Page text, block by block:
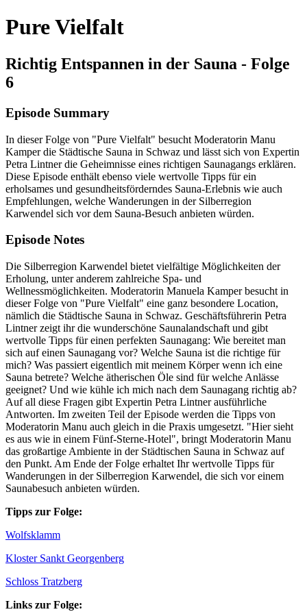
Pure Vielfalt
Richtig Entspannen in der Sauna - Folge
6
Episode Summary
In dieser Folge von "Pure Vielfalt" besucht Moderatorin Manu
Kamper die Städtische Sauna in Schwaz und lässt sich von Expertin
Petra Lintner die Geheimnisse eines richtigen Saunagangs erklären.
Diese Episode enthält ebenso viele wertvolle Tipps für ein
erholsames und gesundheitsförderndes Sauna-Erlebnis wie auch
Empfehlungen, welche Wanderungen in der Silberregion
Karwendel sich vor dem Sauna-Besuch anbieten würden.
Episode Notes
Die Silberregion Karwendel bietet vielfältige Möglichkeiten der
Erholung, unter anderem zahlreiche Spa- und
Wellnessmöglichkeiten. Moderatorin Manuela Kamper besucht in
dieser Folge von "Pure Vielfalt" eine ganz besondere Location,
nämlich die Städtische Sauna in Schwaz. Geschäftsführerin Petra
Lintner zeigt ihr die wunderschöne Saunalandschaft und gibt
wertvolle Tipps für einen perfekten Saunagang: Wie bereitet man
sich auf einen Saunagang vor? Welche Sauna ist die richtige für
mich? Was passiert eigentlich mit meinem Körper wenn ich eine
Sauna betrete? Welche ätherischen Öle sind für welche Anlässe
geeignet? Und wie kühle ich mich nach dem Saunagang richtig ab?
Auf all diese Fragen gibt Expertin Petra Lintner ausführliche
Antworten. Im zweiten Teil der Episode werden die Tipps von
Moderatorin Manu auch gleich in die Praxis umgesetzt. "Hier sieht
es aus wie in einem Fünf-Sterne-Hotel", bringt Moderatorin Manu
das großartige Ambiente in der Städtischen Sauna in Schwaz auf
den Punkt. Am Ende der Folge erhaltet Ihr wertvolle Tipps für
Wanderungen in der Silberregion Karwendel, die sich vor einem
Saunabesuch anbieten würden.
Tipps zur Folge:
Wolfsklamm
Kloster Sankt Georgenberg
Schloss Tratzberg
Links zur Folge: